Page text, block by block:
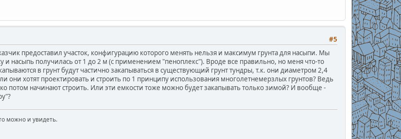
#5
предоставил участок, конфигурацию которого менять нельзя и максимум грунта для насыпи. Мы
и насыпь получилась от 1 до 2 м (с применением "пеноплекс"). Вроде все правильно, но меня что-то
в грунт будут частично закапываться в существующий грунт тундры, т.к. они диаметром 2,4
они хотят проектировать и строить по 1 принципу использования многолетнемерзлых грунтов? Ведь
потом начинают строить. Или эти емкости тоже можно будет закапывать только зимой? И вообще -
можно и увидеть.